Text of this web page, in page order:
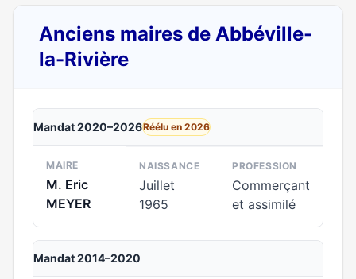
Anciens maires de Abbéville-
la-Rivière
Mandat 2020–2026Réélu en 2026
MAIRE
M. Eric
MEYER
NAISSANCE
Juillet
1965
PROFESSION
Commerçant
et assimilé
Mandat 2014–2020